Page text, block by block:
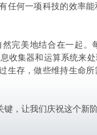
任何一项科技的效率
完美地结合在一起。
收集器和运算系统来
生存，做些维持生命
键，让我们庆祝这个新